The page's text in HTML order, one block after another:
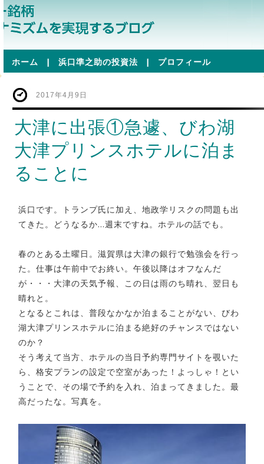
ホーム | 浜口準之助の投資法 | プロフィール
2017年4月9日
大津に出張①急遽、びわ湖
大津プリンスホテルに泊ま
ることに
浜口です。トランプ氏に加え、地政学リスクの問題も出
てきた。どうなるか…週末ですね。ホテルの話でも。
春のとある土曜日。滋賀県は大津の銀行で勉強会を行っ
た。仕事は午前中でお終い。午後以降はオフなんだ
が・・・大津の天気予報、この日は雨のち晴れ、翌日も
晴れと。
となるとこれは、普段なかなか泊まることがない、びわ
湖大津プリンスホテルに泊まる絶好のチャンスではない
のか？
そう考えて当方、ホテルの当日予約専門サイトを覗いた
ら、格安プランの設定で空室があった！よっしゃ！とい
うことで、その場で予約を入れ、泊まってきました。最
高だったな。写真を。